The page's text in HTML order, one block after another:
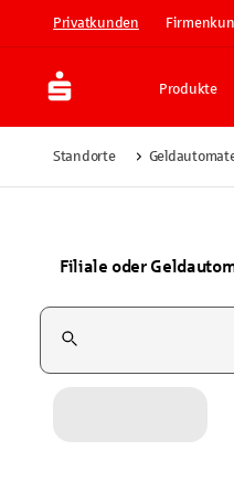
Privatkunden
Produkte
Standorte
Filiale oder
Suchfeld